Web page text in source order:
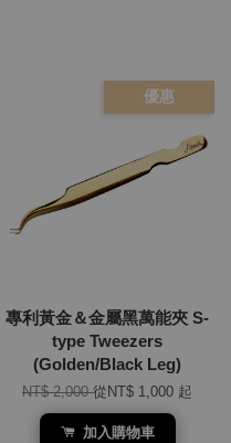
優惠
專利黃金＆金屬黑萬能夾 S-
type Tweezers
(Golden/Black Leg)
NT$ 2,000從 NT$ 1,000 起
加入購物車